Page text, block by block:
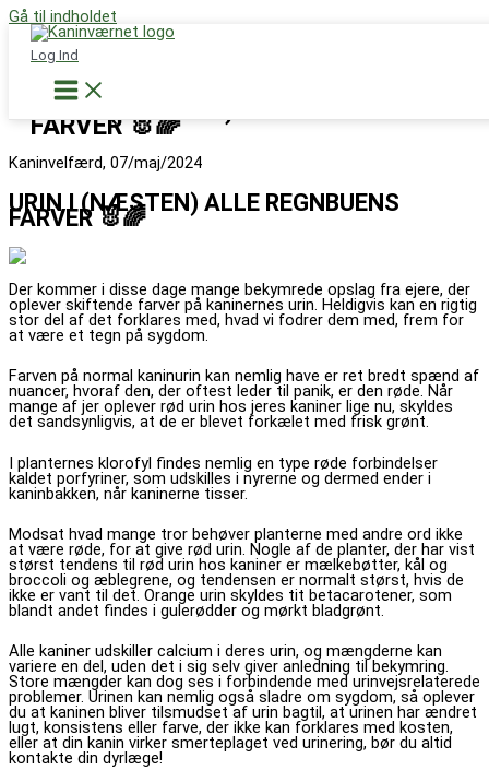
Gå til indholdet
Log Ind
Støt nu
URIN I (NÆSTEN) ALLE REGNBUENS
FARVER 🐰🌈
Kaninvelfærd, 07/maj/2024
URIN I (NÆSTEN) ALLE REGNBUENS
FARVER 🐰🌈
Der kommer i disse dage mange bekymrede opslag fra ejere, der
oplever skiftende farver på kaninernes urin. Heldigvis kan en rigtig
stor del af det forklares med, hvad vi fodrer dem med, frem for
at være et tegn på sygdom.
Farven på normal kaninurin kan nemlig have er ret bredt spænd af
nuancer, hvoraf den, der oftest leder til panik, er den røde. Når
mange af jer oplever rød urin hos jeres kaniner lige nu, skyldes
det sandsynligvis, at de er blevet forkælet med frisk grønt.
I planternes klorofyl findes nemlig en type røde forbindelser
kaldet porfyriner, som udskilles i nyrerne og dermed ender i
kaninbakken, når kaninerne tisser.
Modsat hvad mange tror behøver planterne med andre ord ikke
at være røde, for at give rød urin. Nogle af de planter, der har vist
størst tendens til rød urin hos kaniner er mælkebøtter, kål og
broccoli og æblegrene, og tendensen er normalt størst, hvis de
ikke er vant til det. Orange urin skyldes tit betacarotener, som
blandt andet findes i gulerødder og mørkt bladgrønt.
Alle kaniner udskiller calcium i deres urin, og mængderne kan
variere en del, uden det i sig selv giver anledning til bekymring.
Store mængder kan dog ses i forbindende med urinvejsrelaterede
problemer. Urinen kan nemlig også sladre om sygdom, så oplever
du at kaninen bliver tilsmudset af urin bagtil, at urinen har ændret
lugt, konsistens eller farve, der ikke kan forklares med kosten,
eller at din kanin virker smerteplaget ved urinering, bør du altid
kontakte din dyrlæge!